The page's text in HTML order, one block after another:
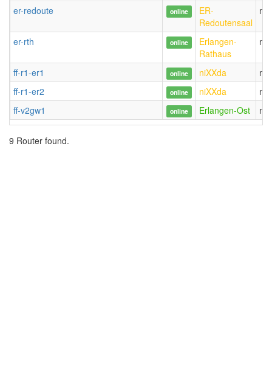
er-redoute online
ER-
Redoutensaal
er-rth online
Erlangen-
Rathaus
ff-r1-er1 online niXXda
ff-r1-er2
online niXXda
ff-v2gw1
online Erlangen-Ost
9 Router found.